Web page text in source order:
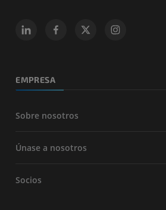
EMPRESA
Sobre nosotros
Únase a nosotros
Socios